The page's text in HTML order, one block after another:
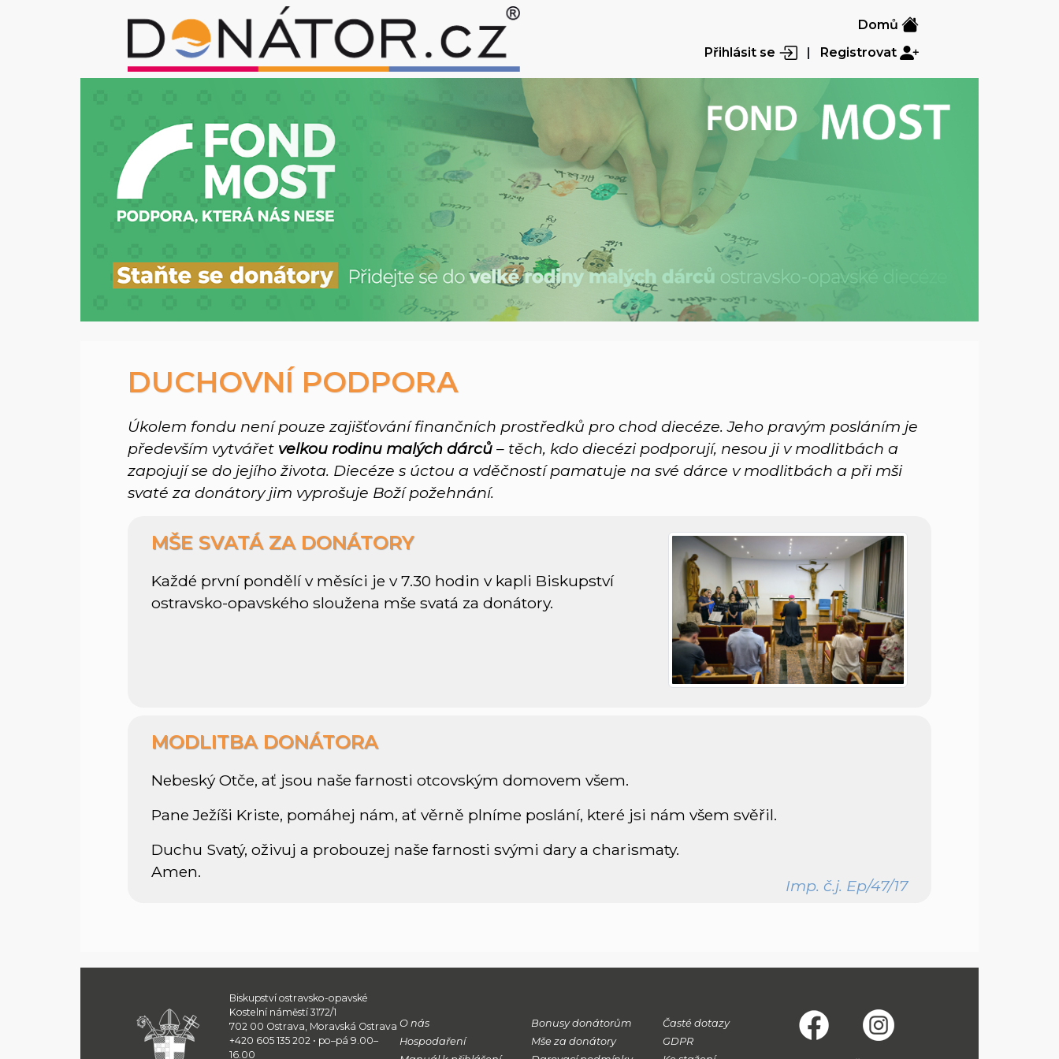
Domů
Přihlásit se
| Registrovat
DUCHOVNÍ PODPORA
Úkolem fondu není pouze zajišťování finančních prostředků pro chod diecéze. Jeho pravým posláním je
především vytvářet velkou rodinu malých dárců – těch, kdo diecézi podporují, nesou ji v modlitbách a
zapojují se do jejího života. Diecéze s úctou a vděčností pamatuje na své dárce v modlitbách a při mši
svaté za donátory jim vyprošuje Boží požehnání.
MŠE SVATÁ ZA DONÁTORY
Každé první pondělí v měsíci je v 7.30 hodin v kapli Biskupství
ostravsko-opavského sloužena mše svatá za donátory.
MODLITBA DONÁTORA
Nebeský Otče, ať jsou naše farnosti otcovským domovem všem.
Pane Ježíši Kriste, pomáhej nám, ať věrně plníme poslání, které jsi nám všem svěřil.
Duchu Svatý, oživuj a probouzej naše farnosti svými dary a charismaty.
Amen.
Imp. č.j. Ep/47/17
Biskupství ostravsko-opavské
Kostelní náměstí 3172/1
702 00 Ostrava, Moravská Ostrava
+420 605 135 202 • po–pá 9.00–
16.00
O nás
Hospodaření
Bonusy donátorům
Mše za donátory
Časté dotazy
GDPR